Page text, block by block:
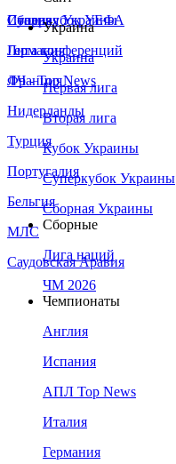
Сборная Украины
Италия
Германия
Франция
Нидерланды
Турция
Португалия
Бельгия
МЛС
Саудовская Аравия
Суперкубок УЕФА
Лига конференций
ЛЧ - Top News
Украина
Украина
Первая лига
Вторая лига
Кубок Украины
Суперкубок Украины
Сборная Украины
Сборные
Лига наций
ЧМ 2026
Чемпионаты
Англия
Испания
АПЛ Top News
Италия
Германия